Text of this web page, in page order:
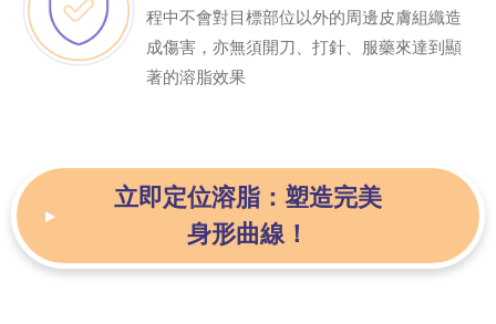
程中不會對目標部位以外的周邊皮膚組織造
成傷害，亦無須開刀、打針、服藥來達到顯
著的溶脂效果
立即定位溶脂： 塑造完美
身形曲線！